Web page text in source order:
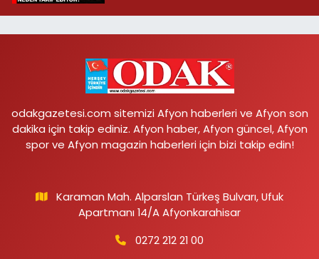
odakgazetesi.com sitemizi Afyon haberleri ve Afyon son
dakika için takip ediniz. Afyon haber, Afyon güncel, Afyon
spor ve Afyon magazin haberleri için bizi takip edin!
Karaman Mah. Alparslan Türkeş Bulvarı, Ufuk
Apartmanı 14/A Afyonkarahisar
0272 212 21 00